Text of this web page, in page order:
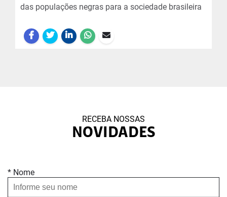
das populações negras para a sociedade brasileira
RECEBA NOSSAS
NOVIDADES
* Nome